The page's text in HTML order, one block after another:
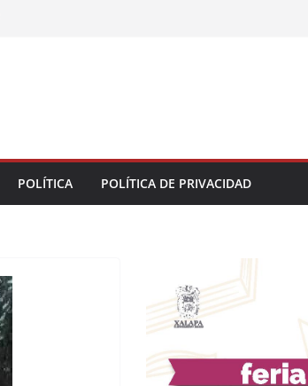
POLÍTICA POLÍTICA DE PRIVACIDAD